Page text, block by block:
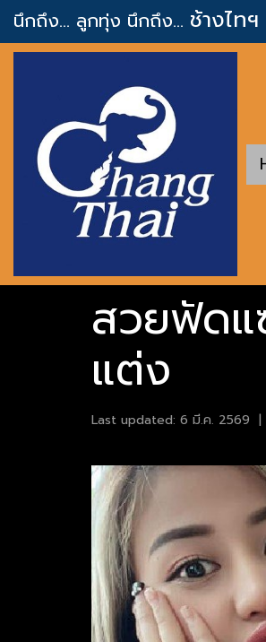
นึกถึง... ลูกทุ่ง นึกถึง... ช้างไทฯ
สวยฟัดแ
แต่ง
Last updated: 6 มี.ค. 2569 |